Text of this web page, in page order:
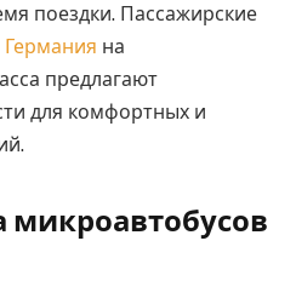
поездки. Пассажирские
Германия на
предлагают
для комфортных и